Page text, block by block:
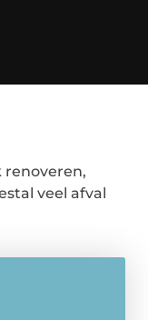
renoveren,
veel afval